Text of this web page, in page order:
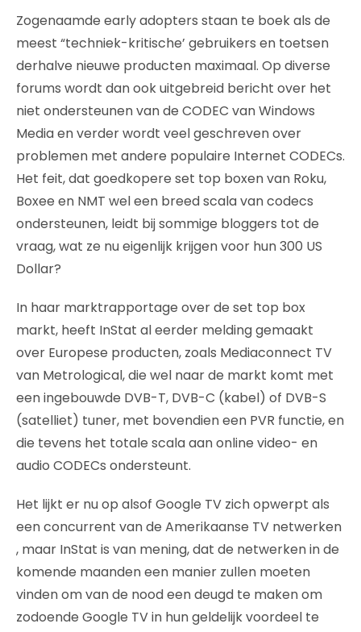
Zogenaamde early adopters staan te boek als de
meest “techniek-kritische’ gebruikers en toetsen
derhalve nieuwe producten maximaal. Op diverse
forums wordt dan ook uitgebreid bericht over het
niet ondersteunen van de CODEC van Windows
Media en verder wordt veel geschreven over
problemen met andere populaire Internet CODECs.
Het feit, dat goedkopere set top boxen van Roku,
Boxee en NMT wel een breed scala van codecs
ondersteunen, leidt bij sommige bloggers tot de
vraag, wat ze nu eigenlijk krijgen voor hun 300 US
Dollar?
In haar marktrapportage over de set top box
markt, heeft InStat al eerder melding gemaakt
over Europese producten, zoals Mediaconnect TV
van Metrological, die wel naar de markt komt met
een ingebouwde DVB-T, DVB-C (kabel) of DVB-S
(satelliet) tuner, met bovendien een PVR functie, en
die tevens het totale scala aan online video- en
audio CODECs ondersteunt.
Het lijkt er nu op alsof Google TV zich opwerpt als
een concurrent van de Amerikaanse TV netwerken
, maar InStat is van mening, dat de netwerken in de
komende maanden een manier zullen moeten
vinden om van de nood een deugd te maken om
zodoende Google TV in hun geldelijk voordeel te